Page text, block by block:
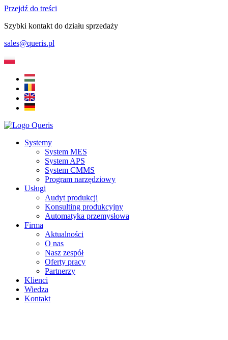
Przejdź do treści
Szybki kontakt do działu sprzedaży
sales@queris.pl
Systemy
System MES
System APS
System CMMS
Program narzędziowy
Usługi
Audyt produkcji
Konsulting produkcyjny
Automatyka przemysłowa
Firma
Aktualności
O nas
Nasz zespół
Oferty pracy
Partnerzy
Klienci
Wiedza
Kontakt